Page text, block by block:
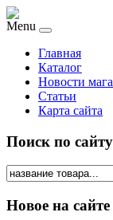
Menu
Главная
Каталог
Новости
Статьи
Карта сайта
Поиск по сайту
Новое на сайте